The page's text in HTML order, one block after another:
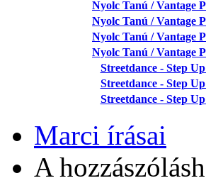
Nyolc Tanú / Vantage
Nyolc Tanú / Vantage
Nyolc Tanú / Vantage
Nyolc Tanú / Vantage
Streetdance - Step
Streetdance - Step
Streetdance - Step
Marci írásai
A